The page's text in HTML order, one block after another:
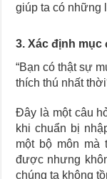
giúp ta có những
3. Xác định mục
“Bạn có thật sự
thích thú nhất
Đây là một câu
khi chuẩn bị
một bộ môn mà
được nhưng
chúng ta không